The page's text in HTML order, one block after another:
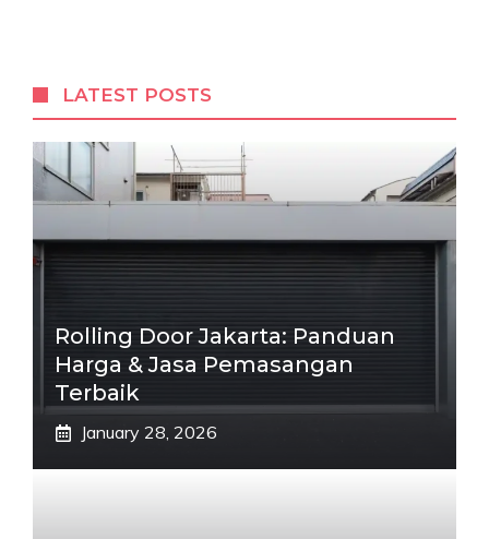
LATEST POSTS
Rolling Door Jakarta: Panduan
Harga & Jasa Pemasangan
Terbaik
January 28, 2026